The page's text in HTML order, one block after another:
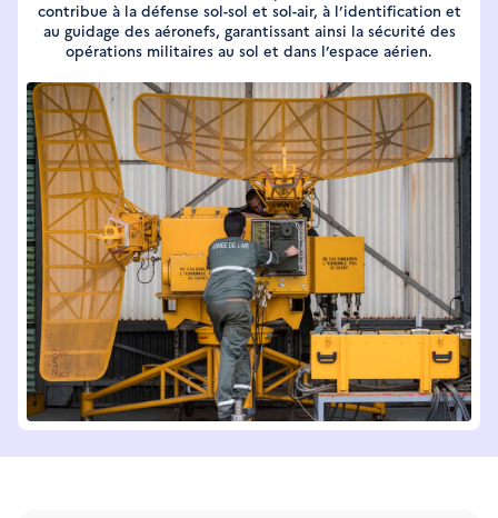
contribue à la défense sol-sol et sol-air, à l’identification et
au guidage des aéronefs, garantissant ainsi la sécurité des
opérations militaires au sol et dans l’espace aérien.